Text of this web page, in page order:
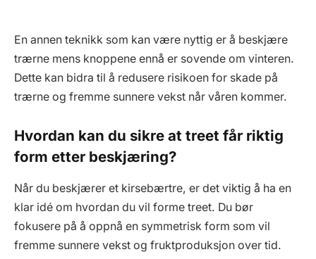
En annen teknikk som kan være nyttig er å beskjære
trærne mens knoppene ennå er sovende om vinteren.
Dette kan bidra til å redusere risikoen for skade på
trærne og fremme sunnere vekst når våren kommer.
Hvordan kan du sikre at treet får riktig
form etter beskjæring?
Når du beskjærer et kirsebærtre, er det viktig å ha en
klar idé om hvordan du vil forme treet. Du bør
fokusere på å oppnå en symmetrisk form som vil
fremme sunnere vekst og fruktproduksjon over tid.